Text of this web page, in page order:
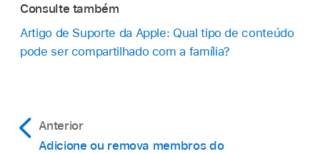
Consulte também
Artigo de Suporte da Apple: Qual tipo de conteúdo
pode ser compartilhado com a família?
Anterior
Adicione ou remova membros do